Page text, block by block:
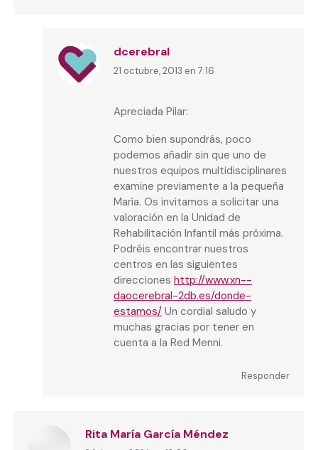
dcerebral
dice:
21 octubre, 2013 en 7:16
Apreciada Pilar:
Como bien supondrás, poco
podemos añadir sin que uno de
nuestros equipos multidisciplinares
examine previamente a la pequeña
María. Os invitamos a solicitar una
valoración en la Unidad de
Rehabilitación Infantil más próxima.
Podréis encontrar nuestros
centros en las siguientes
direcciones http://www.xn--
daocerebral-2db.es/donde-
estamos/ Un cordial saludo y
muchas gracias por tener en
cuenta a la Red Menni.
Responder
Rita María García Méndez